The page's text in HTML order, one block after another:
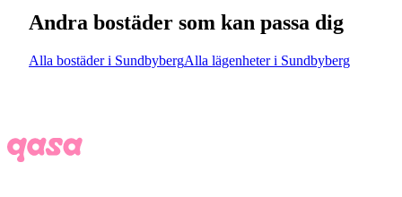
Andra bostäder som kan passa dig
Alla bostäder i SundbybergAlla lägenheter i Sundbyberg